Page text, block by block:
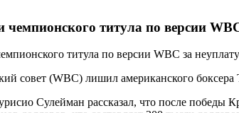
титула по версии
совет (WBC) лишил американского боксера
Сулейман рассказал, что после победы